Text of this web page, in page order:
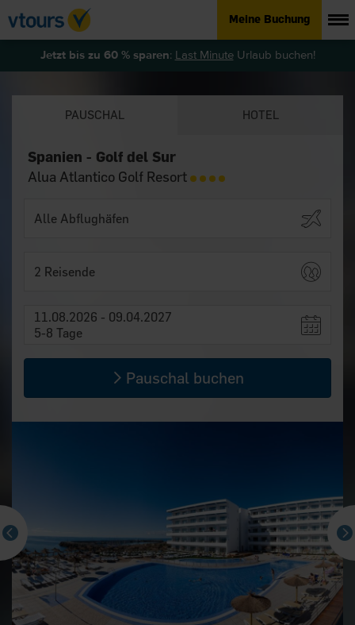
Meine Buchung
Jetzt bis zu 60 % sparen: Last MinuteUrlaub buchen!
PAUSCHAL HOTEL
Spanien - Golf del Sur
Alua Atlantico Golf Resort
2 Reisende
11.08.2026 - 09.04.2027
5-8 Tage
Pauschal buchen